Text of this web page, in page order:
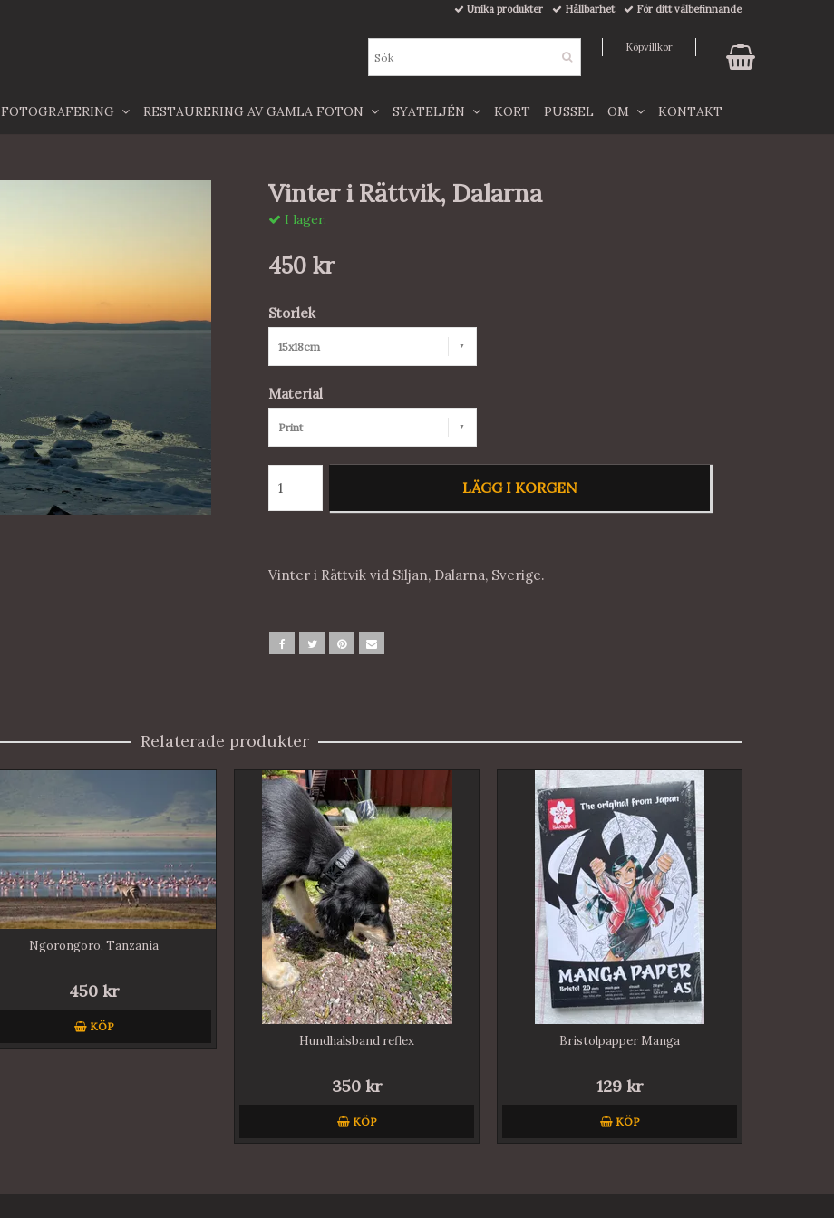
Vinter i Rättvik, Dalarna
I lager.
450 kr
Storlek
15x18cm
Material
Print
LÄGG I KORGEN
Vinter i Rättvik vid Siljan, Dalarna, Sverige.
Relaterade produkter
Ngorongoro, Tanzania
450 kr
KÖP
Hundhalsband reflex
350 kr
KÖP
Bristolpapper Manga
129 kr
KÖP
Unika produkter Hållbarhet För ditt välbefinnande
Köpvillkor
FOTOGRAFERING RESTAURERING AV GAMLA FOTON SYATELJÉN KORT PUSSEL OM KONTAKT